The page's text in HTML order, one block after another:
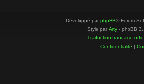
Développé par phpBB® Forum
Style par Arty - phpBB
Traduction française
Confidentialité |